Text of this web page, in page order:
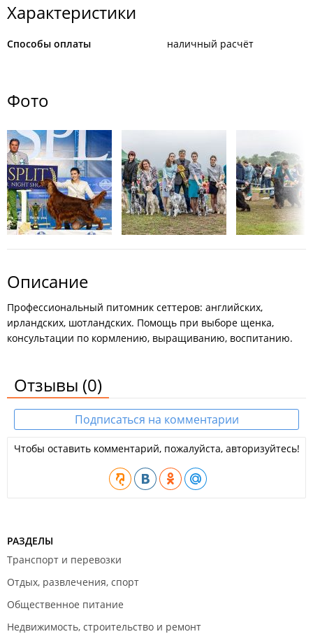
Характеристики
Способы оплаты наличный расчёт
Фото
Описание
Профессиональный питомник сеттеров: английских,
ирландских, шотландских. Помощь при выборе щенка,
консультации по кормлению, выращиванию, воспитанию.
Отзывы (0)
Подписаться на комментарии
Чтобы оставить комментарий, пожалуйста, авторизуйтесь!
РАЗДЕЛЫ
Транспорт и перевозки
Отдых, развлечения, спорт
Общественное питание
Недвижимость, строительство и ремонт